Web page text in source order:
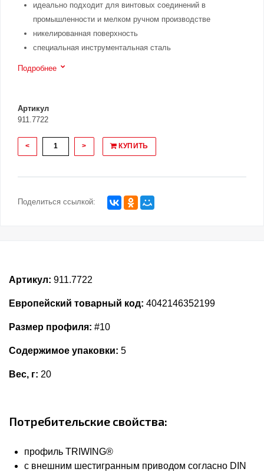
идеально подходит для винтовых соединений в
промышленности и мелком ручном производстве
никелированная поверхность
специальная инструментальная сталь
Подробнее
Артикул
911.7722
< > КУПИТЬ
Поделиться ссылкой:
Артикул: 911.7722
Европейский товарный код: 4042146352199
Размер профиля: #10
Содержимое упаковки: 5
Вес, г: 20
Потребительские свойства:
профиль TRIWING®
с внешним шестигранным приводом согласно DIN